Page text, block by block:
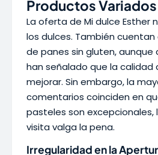
Productos
La oferta de Mi dulce Esther
los dulces. También
de panes sin gluten, aunque
han señalado que la calidad
mejorar. Sin embargo, la
comentarios coinciden en
pasteles son excepcionales,
visita valga la pena.
Irregularidad en la